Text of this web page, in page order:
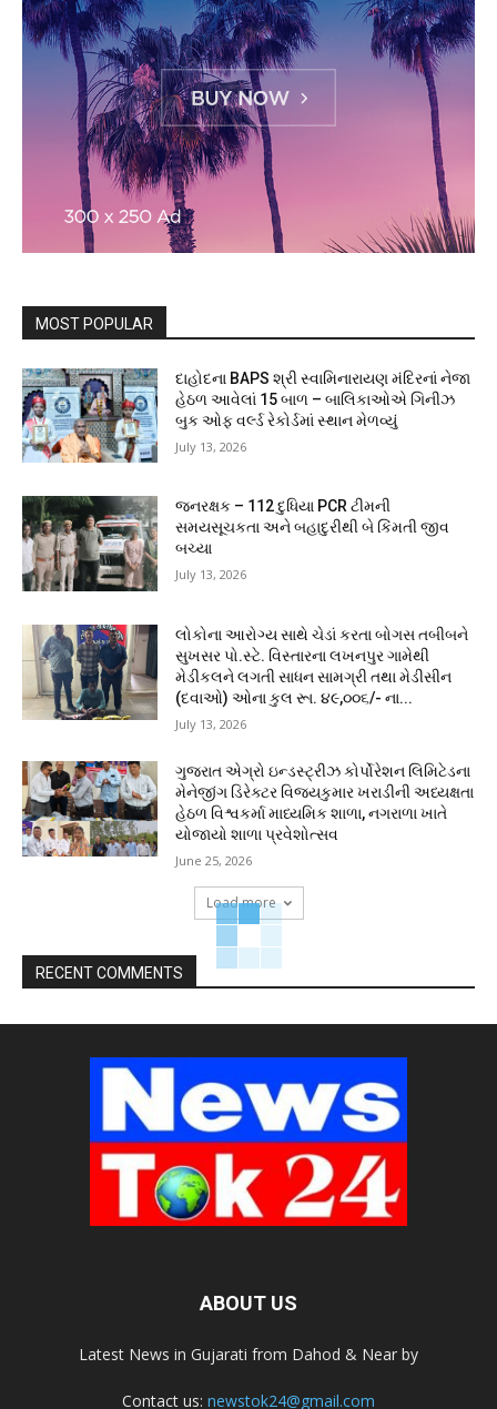
MOST POPULAR
દાહોદના BAPS શ્રી સ્વામિનારાયણ મંદિરનાં નેજા
હેઠળ આવેલાં 15 બાળ – બાલિકાઓએ ગિનીઝ
બુક ઓફ વર્લ્ડ રેકોર્ડમાં સ્થાન મેળવ્યું
July 13, 2026
જનરક્ષક – 112 દુધિયા PCR ટીમની
સમયસૂચકતા અને બહાદુરીથી બે કિંમતી જીવ
બચ્યા
July 13, 2026
લોકોના આરોગ્ય સાથે ચેડાં કરતા બોગસ તબીબને
સુખસર પો.સ્ટે. વિસ્તારના લખનપુર ગામેથી
મેડીકલને લગતી સાધન સામગ્રી તથા મેડીસીન
(દવાઓ) ઓના કુલ રૂા. ૪૯,૦૦૬/- ના...
July 13, 2026
ગુજરાત એગ્રો ઇન્ડસ્ટ્રીઝ કોર્પોરેશન લિમિટેડના
મેનેજીંગ ડિરેક્ટર વિજયકુમાર ખરાડીની અધ્યક્ષતા
હેઠળ વિશ્વકર્મા માધ્યમિક શાળા, નગરાળા ખાતે
યોજાયો શાળા પ્રવેશોત્સવ
June 25, 2026
Load more
RECENT COMMENTS
ABOUT US
Latest News in Gujarati from Dahod & Near by
Contact us: newstok24@gmail.com